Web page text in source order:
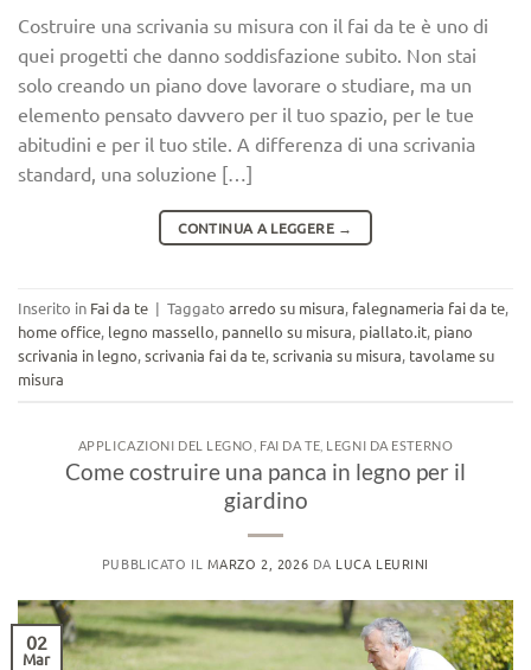
Costruire una scrivania su misura con il fai da te è uno di
quei progetti che danno soddisfazione subito. Non stai
solo creando un piano dove lavorare o studiare, ma un
elemento pensato davvero per il tuo spazio, per le tue
abitudini e per il tuo stile. A differenza di una scrivania
standard, una soluzione […]
CONTINUA A LEGGERE →
Inserito in Fai da te | Taggato arredo su misura, falegnameria fai da te,
home office, legno massello, pannello su misura, piallato.it, piano
scrivania in legno,scrivania fai da te,scrivania su misura, tavolame su
misura
APPLICAZIONI DEL LEGNO FAI DA TE LEGNI DA ESTERNO
Come costruire una panca in legno per il
giardino
PUBBLICATO IL MARZO 2, 2026 DA LUCA LEURINI
02
Mar